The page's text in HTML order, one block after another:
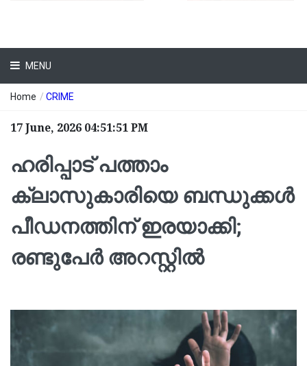
MENU
Home / CRIME
17 June, 2026 04:51:51 PM
ഹരിപ്പാട് പത്താം
ക്ലാസുകാരിയെ ബന്ധുക്കള്‍
പീഡനത്തിന് ഇരയാക്കി;
രണ്ടുപേര്‍ അറസ്റ്റില്‍